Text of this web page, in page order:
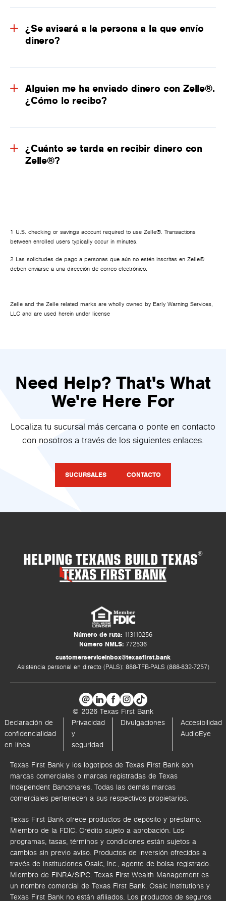
¿Se avisará a la persona a la que envío
dinero?
Alguien me ha enviado dinero con Zelle®.
¿Cómo lo recibo?
¿Cuánto se tarda en recibir dinero con
Zelle®?
1 U.S. checking or savings account required to use Zelle®. Transactions
between enrolled users typically occur in minutes.
2 Las solicitudes de pago a personas que aún no estén inscritas en Zelle®
deben enviarse a una dirección de correo electrónico.
Zelle and the Zelle related marks are wholly owned by Early Warning Services,
LLC and are used herein under license
Need Help? That's What
We're Here For
Localiza tu sucursal más cercana o ponte en contacto
con nosotros a través de los siguientes enlaces.
SUCURSALES CONTACTO
HELPING TEXANS BUILD TEXAS®
Número de ruta: 113110256
Número NMLS: 772536
customerserviceinbox@texasfirst.bank
Asistencia personal en directo (PALS): 888-TFB-PALS (888-832-7257)
© 2026 Texas First Bank
Declaración de
confidencialidad
en línea
Privacidad
y
seguridad
Divulgaciones
Accesibilidad
AudioEye
Texas First Bank y los logotipos de Texas First Bank son
marcas comerciales o marcas registradas de Texas
Independent Bancshares. Todas las demás marcas
comerciales pertenecen a sus respectivos propietarios.
Texas First Bank ofrece productos de depósito y préstamo.
Miembro de la FDIC. Crédito sujeto a aprobación. Los
programas, tasas, términos y condiciones están sujetos a
cambios sin previo aviso. Productos de inversión ofrecidos a
través de Instituciones Osaic, Inc., agente de bolsa registrado.
Miembro de FINRA/SIPC. Texas First Wealth Management es
un nombre comercial de Texas First Bank. Osaic Institutions y
Texas First Bank no están afiliados. Los productos de seguros